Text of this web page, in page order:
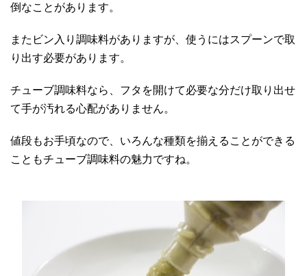
倒なことがあります。
またビン入り調味料がありますが、使うにはスプーンで取
り出す必要があります。
チューブ調味料なら、フタを開けて必要な分だけ取り出せ
て手が汚れる心配がありません。
値段もお手頃なので、いろんな種類を揃えることができる
こともチューブ調味料の魅力ですね。